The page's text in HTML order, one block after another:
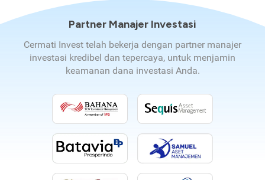
Partner Manajer Investasi
Cermati Invest telah bekerja dengan partner manajer
investasi kredibel dan tepercaya, untuk menjamin
keamanan dana investasi Anda.